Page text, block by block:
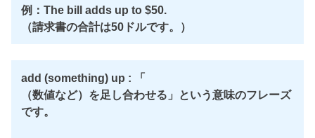
例：The bill adds up to $50.
（請求書の合計は50ドルです。）
add (something) up : 「
（数値など）を足し合わせる」という意味のフレーズ
です。